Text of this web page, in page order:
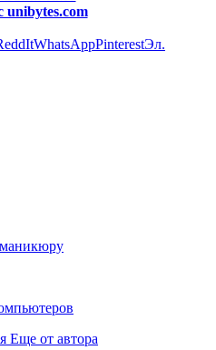
unibytes.com
WhatsAppPinterestЭл.
маникюру
Еще от автора